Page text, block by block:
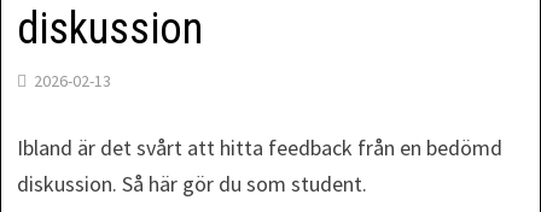
diskussion
2026-02-13
Ibland är det svårt att hitta feedback från en bedömd
diskussion. Så här gör du som student.